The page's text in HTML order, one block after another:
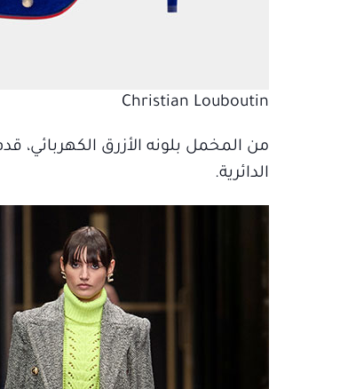
Christian Louboutin
من المخمل بلونه الأزرق الكهربائي،
الدائرية.